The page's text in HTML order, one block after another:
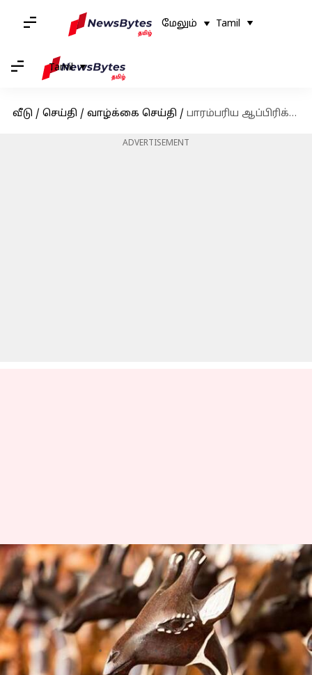
மேலும் Tamil
Tamil
வீடு / செய்தி / வாழ்க்கை செய்தி / பாரம்பரிய ஆப்பிரிக்க சிற்பக்கலையை சமகால கலைஞர்கள் மாற்றியமைக்கும் விதம்!
ADVERTISEMENT
பாரம்பரிய ஆப்பிரிக்க
சிற்பக்கலையை சமகால
கலைஞர்கள்
மாற்றியமைக்கும் விதம்!
எழுதியவர் Jul 08, 2026 06:32 pm